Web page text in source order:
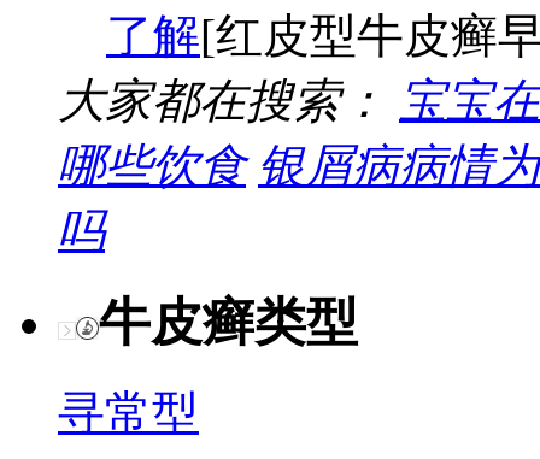
了解[红皮型牛皮癣
大家都在搜索：
宝宝
哪些饮食 银屑病病情
吗
牛皮癣类型
寻常型